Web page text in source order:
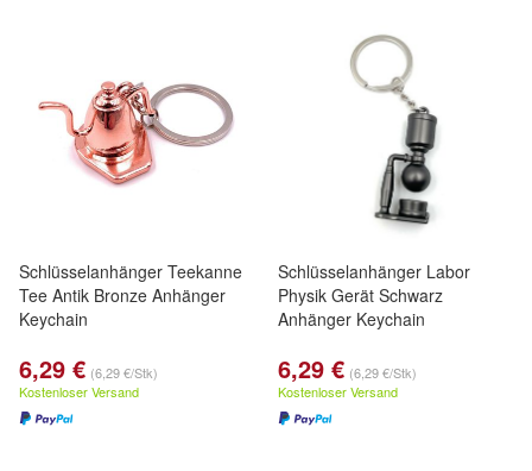
Schlüsselanhänger Teekanne
Tee Antik Bronze Anhänger
Keychain
6,29 € (6,29 €/Stk)
Kostenloser Versand
Schlüsselanhänger Labor
Physik Gerät Schwarz
Anhänger Keychain
6,29 € (6,29 €/Stk)
Kostenloser Versand